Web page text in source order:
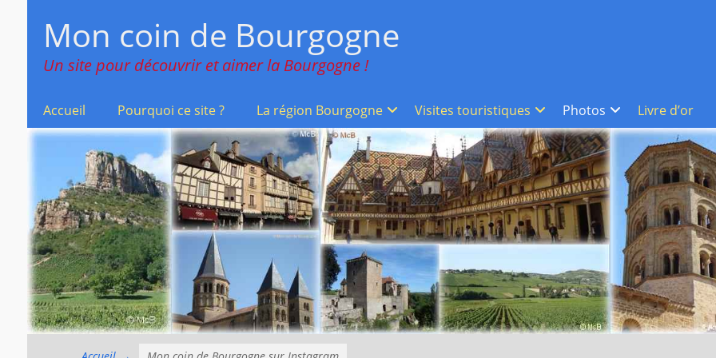
Mon coin de Bourgogne
Un site pour découvrir et aimer la Bourgogne !
contenu
Accueil Pourquoi ce site ? La région Bourgogne Visites touristiques Photos Livre d’or